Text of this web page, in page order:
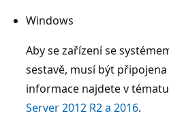
Windows
Aby se zařízení se
sestavě, musí být
informace najdete v tématu
Server 2012 R2 a 2016.